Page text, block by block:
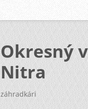
Okresný
Nitra
záhradkári